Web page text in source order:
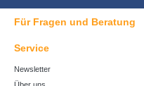
Für Fragen und Beratung
Service
Newsletter